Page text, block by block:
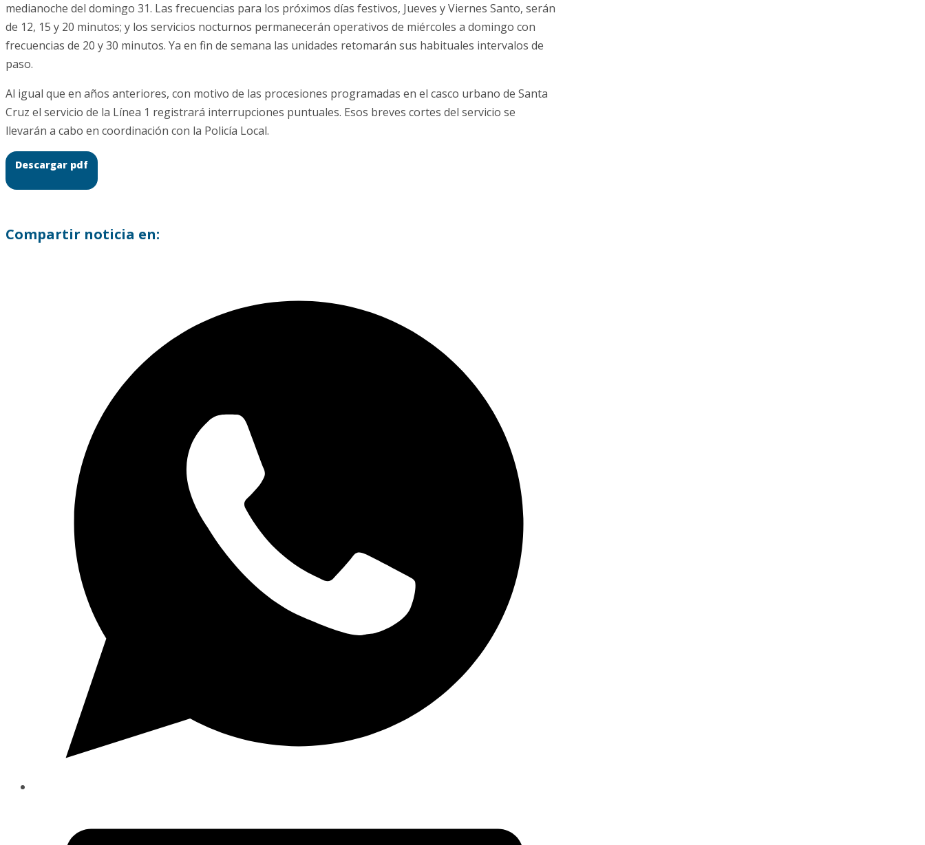
medianoche del domingo 31. Las frecuencias para los próximos días festivos, Jueves y Viernes Santo, serán
de 12, 15 y 20 minutos; y los servicios nocturnos permanecerán operativos de miércoles a domingo con
frecuencias de 20 y 30 minutos. Ya en fin de semana las unidades retomarán sus habituales intervalos de
paso.
Al igual que en años anteriores, con motivo de las procesiones programadas en el casco urbano de Santa
Cruz el servicio de la Línea 1 registrará interrupciones puntuales. Esos breves cortes del servicio se
llevarán a cabo en coordinación con la Policía Local.
Descargar pdf
Compartir noticia en: